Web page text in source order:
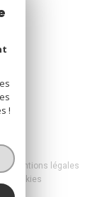
Mentions légales
Cookies
!